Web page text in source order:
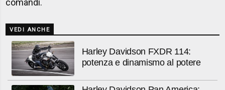
comandi.
VEDI ANCHE
Harley Davidson FXDR 114:
potenza e dinamismo al potere